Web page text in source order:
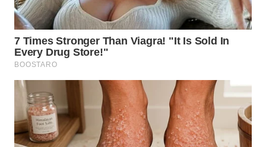
WN
TAPANULI
UTARA
SAMOSIR
WN
PADANG